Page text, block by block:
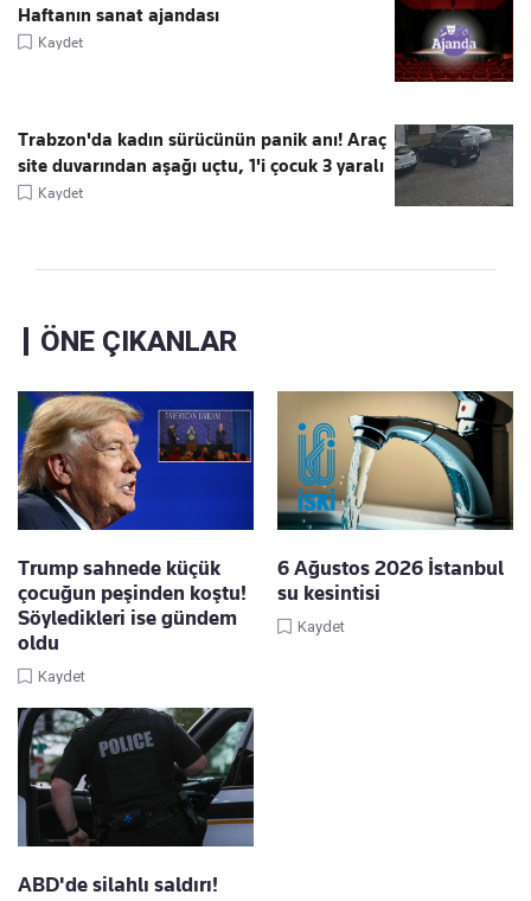
Haftanın sanat ajandası
Kaydet
Trabzon'da kadın sürücünün panik anı! Araç
site duvarından aşağı uçtu, 1'i çocuk 3 yaralı
Kaydet
ÖNE ÇIKANLAR
Trump sahnede küçük
çocuğun peşinden koştu!
Söyledikleri ise gündem
oldu
Kaydet
6 Ağustos 2026 İstanbul
su kesintisi
Kaydet
ABD'de silahlı saldırı!